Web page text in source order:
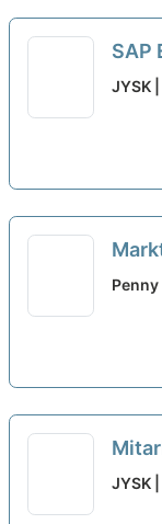
SAP
JYSK
JYSK